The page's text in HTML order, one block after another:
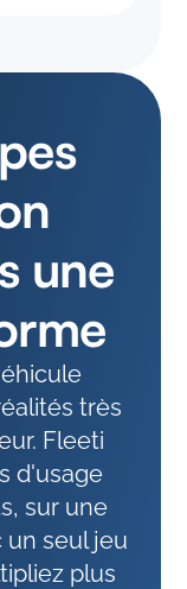
une
très
Fleeti
d'usage
sur une
seul jeu
plus